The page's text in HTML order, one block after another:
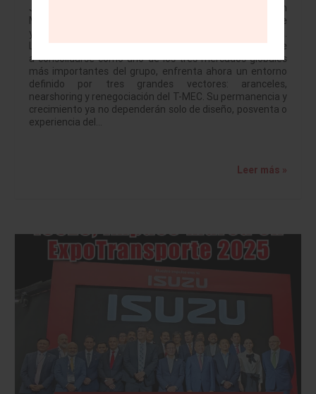
JULIO BRITO A. Mazda llega a su vigésimo aniversario en
México en medio del momento industrial más desafiante
y, al mismo tiempo, más prometedor de la última década.
La marca japonesa, que pasó de ser un actor emergente
a consolidarse como uno de los tres mercados globales
más importantes del grupo, enfrenta ahora un entorno
definido por tres grandes vectores: aranceles,
nearshoring y renegociación del T-MEC. Su permanencia y
crecimiento ya no dependerán solo de diseño, posventa o
experiencia del…
Leer más »